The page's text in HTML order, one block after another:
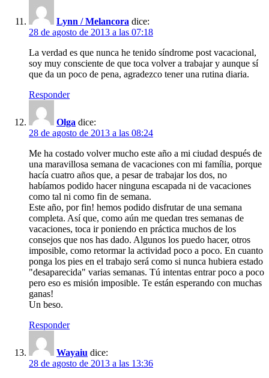
Lynn / Melancora dice:
28 de agosto de 2013 a las 07:18
La verdad es que nunca he tenido síndrome post vacacional,
soy muy consciente de que toca volver a trabajar y aunque sí
que da un poco de pena, agradezco tener una rutina diaria.
Responder
Olga dice:
28 de agosto de 2013 a las 08:24
Me ha costado volver mucho este año a mi ciudad después de
una maravillosa semana de vacaciones con mi família, porque
hacía cuatro años que, a pesar de trabajar los dos, no
habíamos podido hacer ninguna escapada ni de vacaciones
como tal ni como fin de semana.
Este año, por fin! hemos podido disfrutar de una semana
completa. Así que, como aún me quedan tres semanas de
vacaciones, toca ir poniendo en práctica muchos de los
consejos que nos has dado. Algunos los puedo hacer, otros
imposible, como retormar la actividad poco a poco. En cuanto
ponga los pies en el trabajo será como si nunca hubiera estado
"desaparecida" varias semanas. Tú intentas entrar poco a poco
pero eso es misión imposible. Te están esperando con muchas
ganas!
Un beso.
Responder
Wayaiu dice:
28 de agosto de 2013 a las 13:36